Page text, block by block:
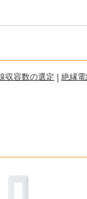
収容数の選定 | 絶縁